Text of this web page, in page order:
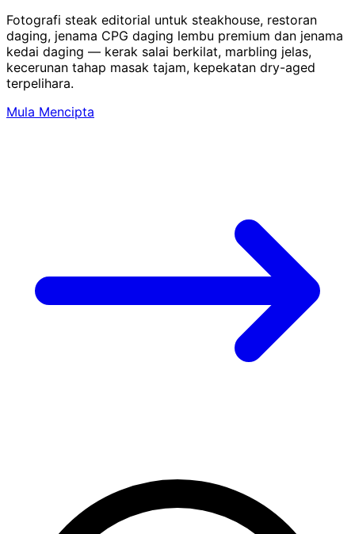
Fotografi steak editorial untuk steakhouse, restoran
daging, jenama CPG daging lembu premium dan jenama
kedai daging — kerak salai berkilat, marbling jelas,
kecerunan tahap masak tajam, kepekatan dry-aged
terpelihara.
Mula Mencipta